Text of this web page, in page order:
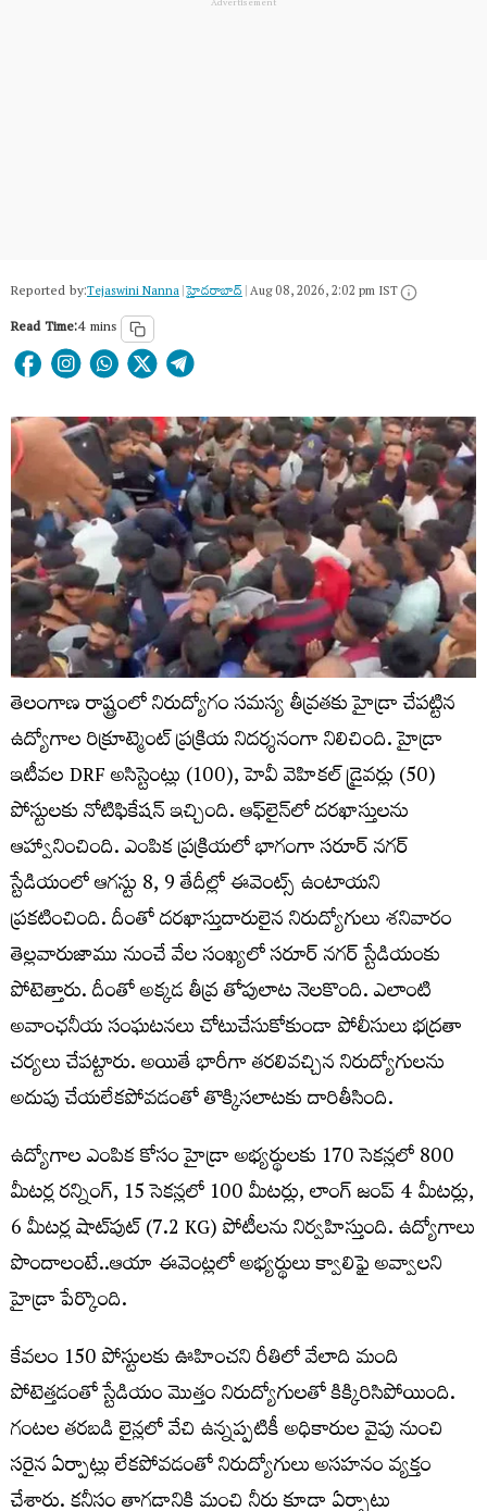
Reported by:Tejaswini Nanna|హైదరాబాద్​|Aug 08, 2026, 2:02 pm IST
Read Time:4 mins
తెలంగాణ రాష్ట్రంలో నిరుద్యోగం సమస్య తీవ్రతకు హైడ్రా చేపట్టిన
ఉద్యోగాల రిక్రూట్మెంట్ ప్రక్రియ నిదర్శనంగా నిలిచింది. హైడ్రా
ఇటీవల DRF అసిస్టెంట్లు (100), హెవీ వెహికల్ డ్రైవర్లు (50)
పోస్టులకు నోటిఫికేషన్ ఇచ్చింది. ఆఫ్‌లైన్‌లో దరఖాస్తులను
ఆహ్వానించింది. ఎంపిక ప్రక్రియలో భాగంగా సరూర్ నగర్
స్టేడియంలో ఆగస్టు 8, 9 తేదీల్లో ఈవెంట్స్ ఉంటాయని
ప్రకటించింది. దీంతో దరఖాస్తుదారులైన నిరుద్యోగులు శనివారం
తెల్లవారుజాము నుంచే వేల సంఖ్యలో సరూర్ నగర్ స్టేడియంకు
పోటెత్తారు. దీంతో అక్కడ తీవ్ర తోపులాట నెలకొంది. ఎలాంటి
అవాంఛనీయ సంఘటనలు చోటుచేసుకోకుండా పోలీసులు భద్రతా
చర్యలు చేపట్టారు. అయితే భారీగా తరలివచ్చిన నిరుద్యోగులను
అదుపు చేయలేకపోవడంతో తొక్కిసలాటకు దారితీసింది.
ఉద్యోగాల ఎంపిక కోసం హైడ్రా అభ్యర్థులకు 170 సెకన్లలో 800
మీటర్ల రన్నింగ్, 15 సెకన్లలో 100 మీటర్లు, లాంగ్ జంప్ 4 మీటర్లు,
6 మీటర్ల షాట్‌పుట్ (7.2 KG) పోటీలను నిర్వహిస్తుంది. ఉద్యోగాలు
పొందాలంటే..ఆయా ఈవెంట్లలో అభ్యర్థులు క్వాలిఫై అవ్వాలని
హైడ్రా పేర్కొంది.
కేవలం 150 పోస్టులకు ఊహించని రీతిలో వేలాది మంది
పోటెత్తడంతో స్టేడియం మొత్తం నిరుద్యోగులతో కిక్కిరిసిపోయింది.
గంటల తరబడి లైన్లలో వేచి ఉన్నప్పటికీ అధికారుల వైపు నుంచి
సరైన ఏర్పాట్లు లేకపోవడంతో నిరుద్యోగులు అసహనం వ్యక్తం